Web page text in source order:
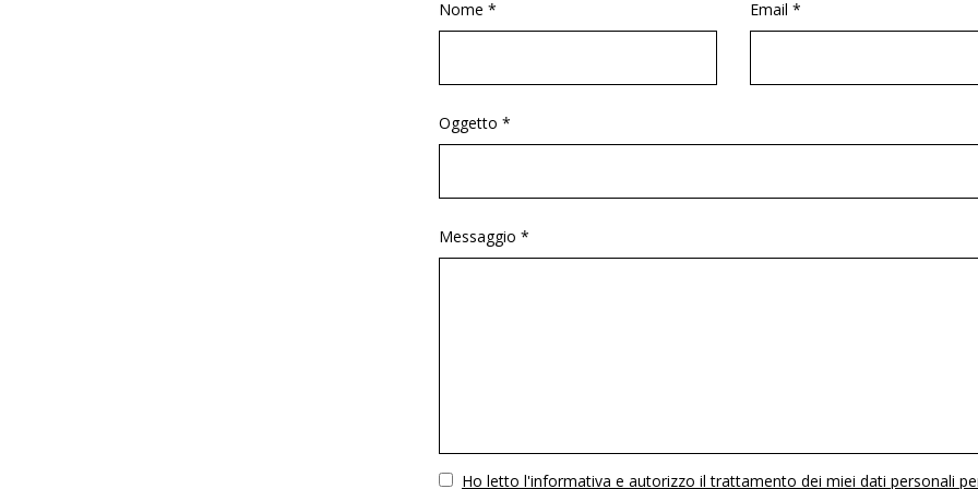
Nome * Email *
Oggetto *
Messaggio *
VuotoHo letto l'informativa e autorizzo il trattamento dei miei dati personali